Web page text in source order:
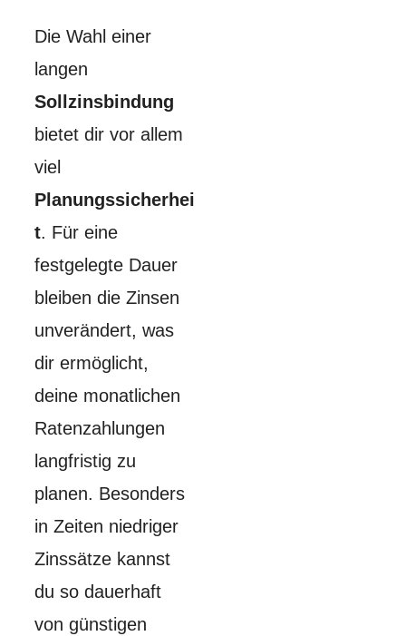
Die Wahl einer
langen
Sollzinsbindung
bietet dir vor allem
viel
Planungssicherhei
t. Für eine
festgelegte Dauer
bleiben die Zinsen
unverändert, was
dir ermöglicht,
deine monatlichen
Ratenzahlungen
langfristig zu
planen. Besonders
in Zeiten niedriger
Zinssätze kannst
du so dauerhaft
von günstigen